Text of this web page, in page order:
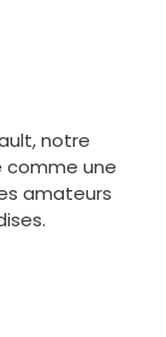
notre
comme une
amateurs